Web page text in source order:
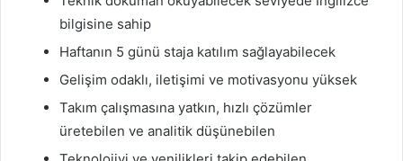
bilgisine sahip
Haftanın 5 günü staja katılım sağlayabilecek
Gelişim odaklı, iletişimi ve motivasyonu yüksek
Takım çalışmasına yatkın, hızlı çözümler
üretebilen ve analitik düşünebilen